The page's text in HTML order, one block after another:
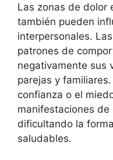
Las zonas de dolor
también pueden
interpersonales.
patrones de
negativamente sus
parejas y
confianza o el
manifestaciones
dificultando la
saludables.